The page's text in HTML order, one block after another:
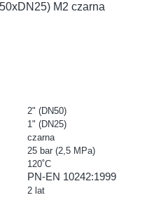
M2 czarna
2" (DN50)
1" (DN25)
czarna
25 bar (2,5 MPa)
120˚C
PN-EN 10242:1999
2 lat